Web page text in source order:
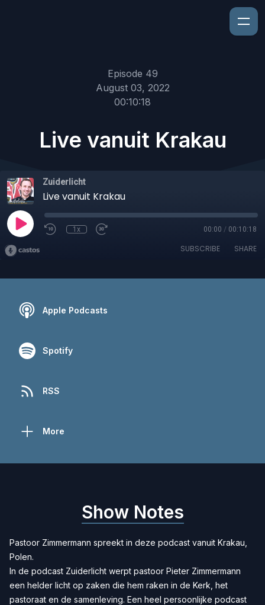
Episode 49
August 03, 2022
00:10:18
Live vanuit Krakau
Zuiderlicht
Live vanuit Krakau
1x 00:00 / 00:10:18
SUBSCRIBE SHARE
Apple Podcasts
Spotify
RSS
More
Show Notes
Pastoor Zimmermann spreekt in deze podcast vanuit Krakau,
Polen.
In de podcast Zuiderlicht werpt pastoor Pieter Zimmermann
een helder licht op zaken die hem raken in de Kerk, het
pastoraat en de samenleving. Een heel persoonlijke podcast